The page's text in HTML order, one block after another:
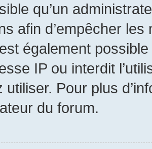
qu’un
afin d’empêcher
également
IP ou interdit
utiliser. Pour plus
du forum.